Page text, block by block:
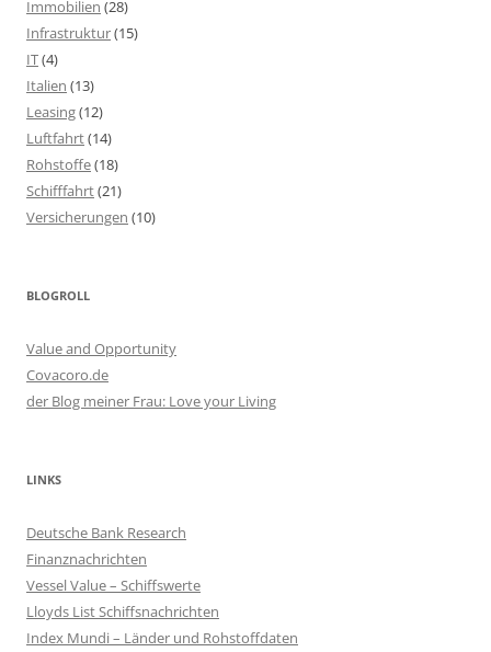
Immobilien (28)
Infrastruktur(15)
IT(4)
Italien (13)
Leasing(12)
Luftfahrt(14)
Rohstoffe(18)
Schifffahrt(21)
Versicherungen (10)
BLOGROLL
Value and Opportunity
Covacoro.de
der Blog meiner Frau: Love your Living
LINKS
Deutsche Bank Research
Finanznachrichten
Vessel Value – Schiffswerte
Lloyds List Schiffsnachrichten
Index Mundi – Länder und Rohstoffdaten